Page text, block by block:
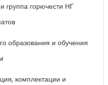
группа горючести НГ
образования и обучения
комплектации и